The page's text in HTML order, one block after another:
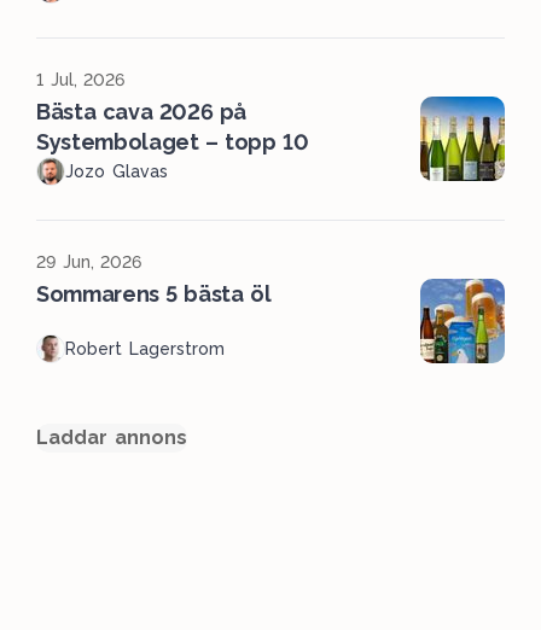
1 Jul, 2026
Bästa cava 2026 på
Systembolaget – topp 10
Jozo Glavas
29 Jun, 2026
Sommarens 5 bästa öl
Robert Lagerstrom
Laddar annons